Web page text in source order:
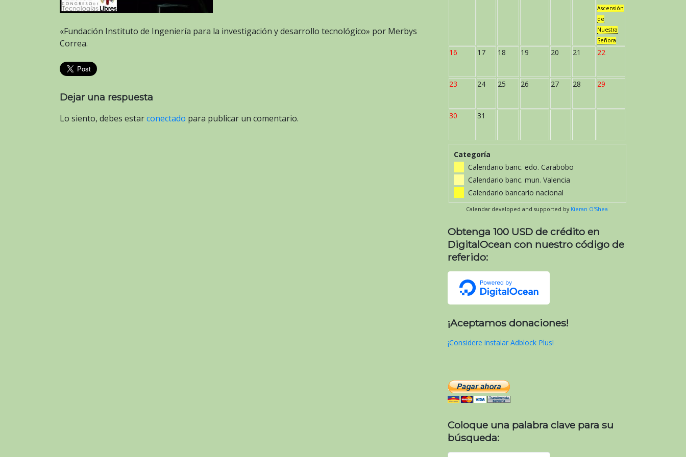
«Fundación Instituto de Ingeniería para la investigación y desarrollo tecnológico» por Merbys
Correa.
Dejar una respuesta
Lo siento, debes estarconectado para publicar un comentario.
Ascensión
de
Nuestra
Señora
16 17 18 19 20 21 22
23 24 25 26 27 28 29
30 31
Categoría
Calendario banc. edo. Carabobo
Calendario banc. mun. Valencia
Calendario bancario nacional
Calendar developed and supported by Kieran O'Shea
Obtenga 100 USD de crédito en
DigitalOcean con nuestro código de
referido:
¡Aceptamos donaciones!
¡Considere instalar Adblock Plus!
Coloque una palabra clave para su
búsqueda: